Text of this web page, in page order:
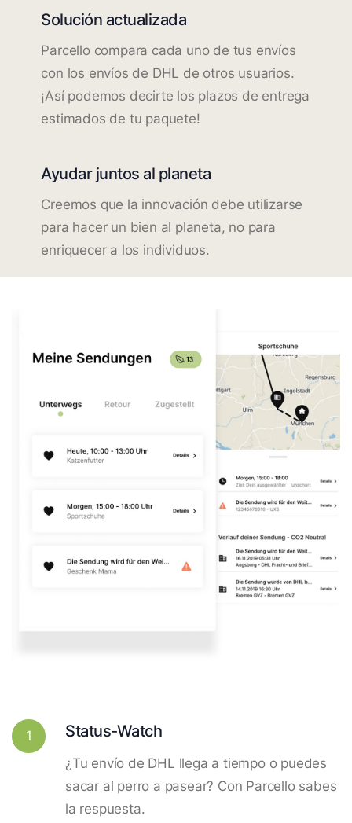
Solución actualizada
Parcello compara cada uno de tus envíos
con los envíos de DHL de otros usuarios.
¡Así podemos decirte los plazos de entrega
estimados de tu paquete!
Ayudar juntos al planeta
Creemos que la innovación debe utilizarse
para hacer un bien al planeta, no para
enriquecer a los individuos.
1 Status-Watch
¿Tu envío de DHL llega a tiempo o puedes
sacar al perro a pasear? Con Parcello sabes
la respuesta.